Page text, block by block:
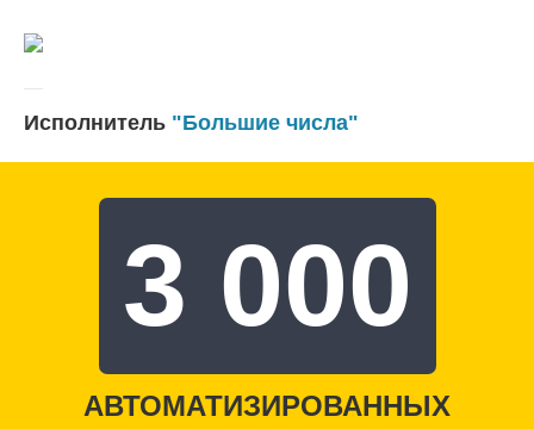
Исполнитель "Большие числа"
3 000
АВТОМАТИЗИРОВАННЫХ